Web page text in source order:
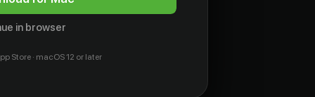
in browser
Store · macOS 12 or later